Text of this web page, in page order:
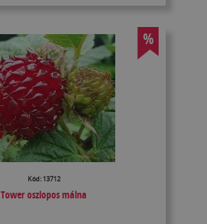
%
Kód: 13712
Tower oszlopos málna